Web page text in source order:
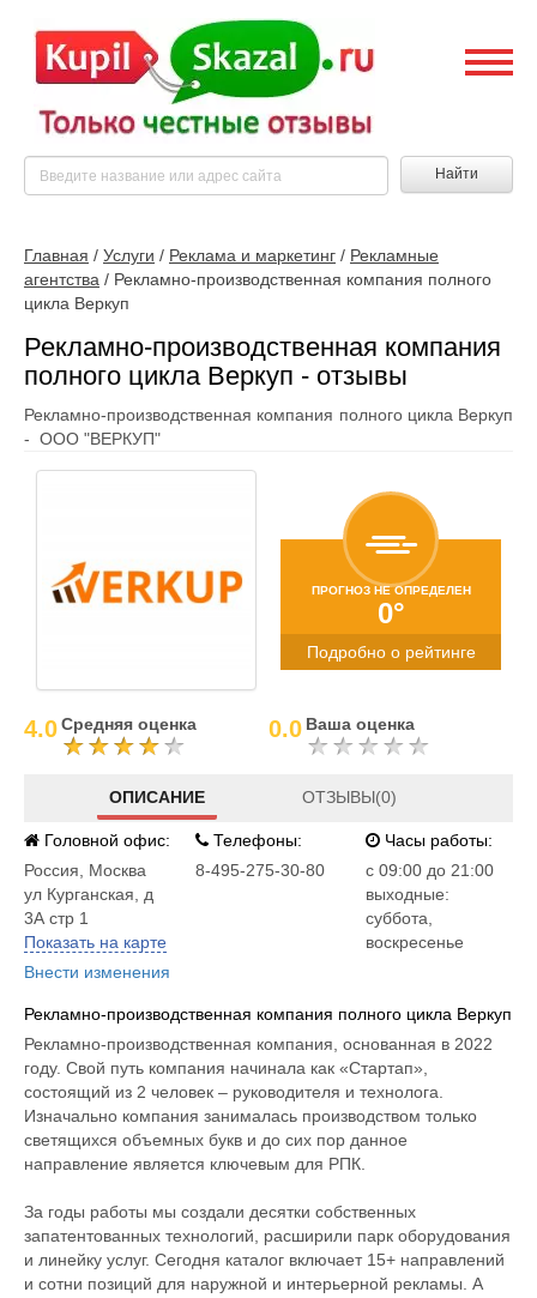
Найти
Главная / Услуги / Реклама и маркетинг / Рекламные
агентства / Рекламно-производственная компания полного
цикла Веркуп
Рекламно-производственная компания
полного цикла Веркуп - отзывы
Рекламно-производственная компания полного цикла Веркуп
- ООО "ВЕРКУП"
ПРОГНОЗ НЕ ОПРЕДЕЛЕН
0°
Подробно о рейтинге
4.0Средняя оценка 0.0 Ваша оценка
ОПИСАНИЕ ОТЗЫВЫ(0)
Головной офис:
Россия
Москва
ул Курганская, д
3А стр 1
Показать на карте
Внести изменения
Телефоны:
8-495-275-30-80
Часы работы:
c 09:00 до 21:00
выходные:
суббота,
воскресенье
Рекламно-производственная компания полного цикла Веркуп
Рекламно-производственная компания, основанная в 2022
году. Свой путь компания начинала как «Стартап»,
состоящий из 2 человек – руководителя и технолога.
Изначально компания занималась производством только
светящихся объемных букв и до сих пор данное
направление является ключевым для РПК.
За годы работы мы создали десятки собственных
запатентованных технологий, расширили парк оборудования
и линейку услуг. Сегодня каталог включает 15+ направлений
и сотни позиций для наружной и интерьерной рекламы. А